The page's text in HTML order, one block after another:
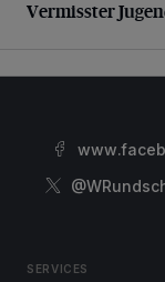
Vermisster
SERVICES